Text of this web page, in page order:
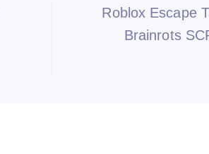
Roblox Escape
Brainrots